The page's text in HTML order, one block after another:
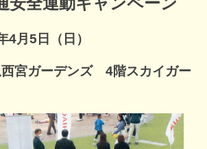
4月5日（日）
宮ガーデンズ 4階スカイガー